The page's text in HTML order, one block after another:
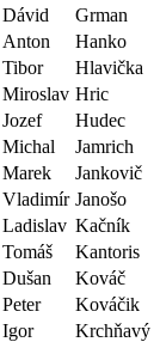
Dávid
Grman
Anton
Hanko
Tibor
Hlavička
Miroslav Hric
Jozef
Hudec
Michal
Jamrich
Marek
Jankovič
Vladimír Janošo
Ladislav Kačník
Tomáš
Kantoris
Dušan
Kováč
Peter
Kováčik
Igor
Krchňavý